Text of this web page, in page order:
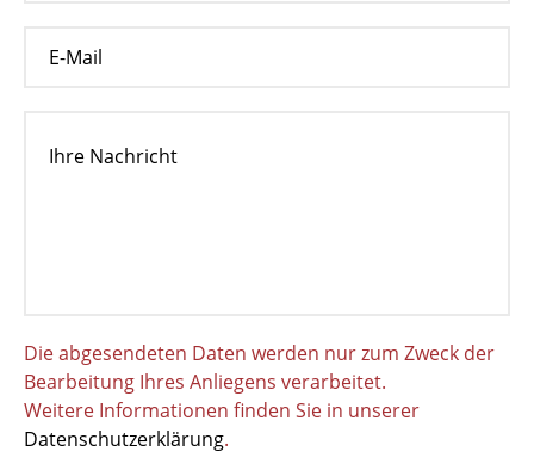
Die abgesendeten Daten werden nur zum Zweck der
Bearbeitung Ihres Anliegens verarbeitet.
Weitere Informationen finden Sie in unserer
Datenschutzerklärung.